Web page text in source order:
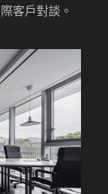
客戶對談。